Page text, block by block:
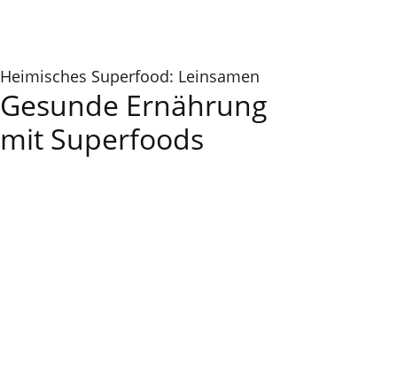
Heimisches Superfood: Leinsamen
Gesunde Ernährung
mit Superfoods